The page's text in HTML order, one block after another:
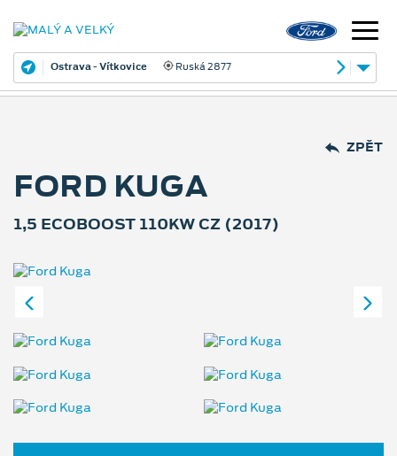
Ostrava - Vítkovice Ruská 2877
ZPĚT
FORD KUGA
1,5 ECOBOOST 110KW CZ (2017)